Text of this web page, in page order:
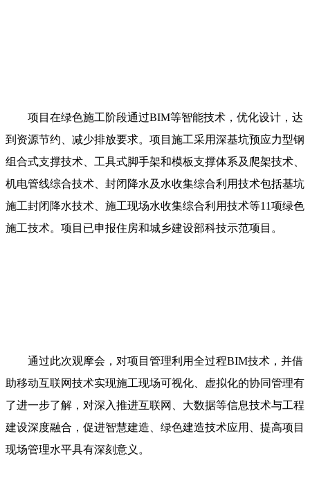
项目在绿色施工阶段通过BIM等智能技术，优化设计，达
到资源节约、减少排放要求。项目施工采用深基坑预应力型钢
组合式支撑技术、工具式脚手架和模板支撑体系及爬架技术、
机电管线综合技术、封闭降水及水收集综合利用技术包括基坑
施工封闭降水技术、施工现场水收集综合利用技术等11项绿色
施工技术。项目已申报住房和城乡建设部科技示范项目。
通过此次观摩会，对项目管理利用全过程BIM技术，并借
助移动互联网技术实现施工现场可视化、虚拟化的协同管理有
了进一步了解，对深入推进互联网、大数据等信息技术与工程
建设深度融合，促进智慧建造、绿色建造技术应用、提高项目
现场管理水平具有深刻意义。